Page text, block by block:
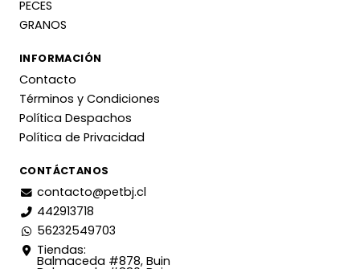
PECES
GRANOS
INFORMACIÓN
Contacto
Términos y Condiciones
Política Despachos
Política de Privacidad
CONTÁCTANOS
contacto@petbj.cl
442913718
56232549703
Tiendas:
Balmaceda #878, Buin